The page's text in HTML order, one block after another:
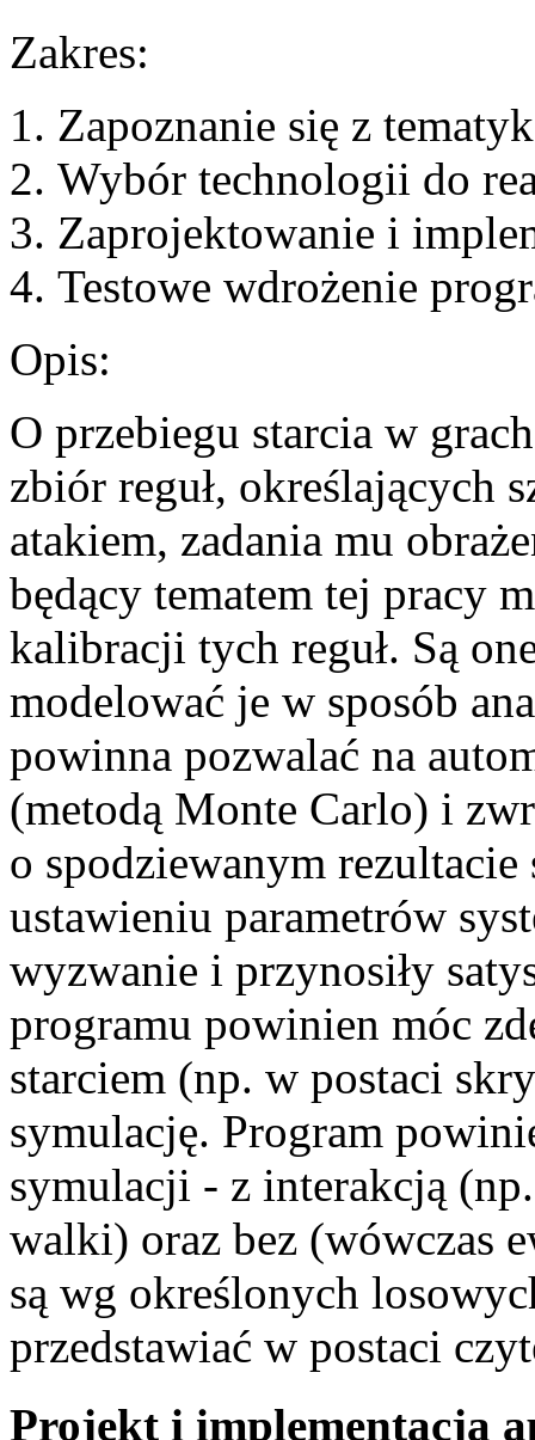
Zakres:
Zapoznanie się z
Wybór technologii do
Zaprojektowanie i
Testowe wdrożenie
Opis:
O przebiegu starcia w
zbiór reguł, określających
atakiem, zadania mu
będący tematem tej pracy
kalibracji tych reguł. Są
modelować je w sposób
powinna pozwalać na
(metodą Monte Carlo) i
o spodziewanym
ustawieniu parametrów
wyzwanie i przynosiły
programu powinien móc
starciem (np. w postaci
symulację. Program
symulacji - z interakcją
walki) oraz bez (wówczas
są wg określonych
przedstawiać w postaci
Projekt i implementacja